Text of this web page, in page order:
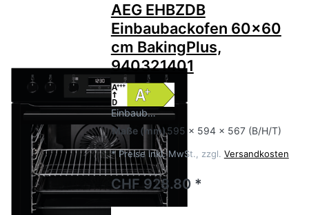
AEG EHBZDB
Einbaubackofen 60x60
cm BakingPlus,
940321401
Einbaub…
Maße (mm)595 x 594 x 567 (B/H/T)
* Preise inkl. MwSt., zzgl. Versandkosten
CHF 928.80 *